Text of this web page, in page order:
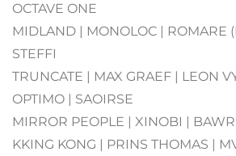
OCTAVE ONE
MIDLAND | MONOLOC | ROMARE
STEFFI
TRUNCATE | MAX GRAEF | LEON
OPTIMO | SAOIRSE
MIRROR PEOPLE | XINOBI |
KKING KONG | PRINS THOMAS |